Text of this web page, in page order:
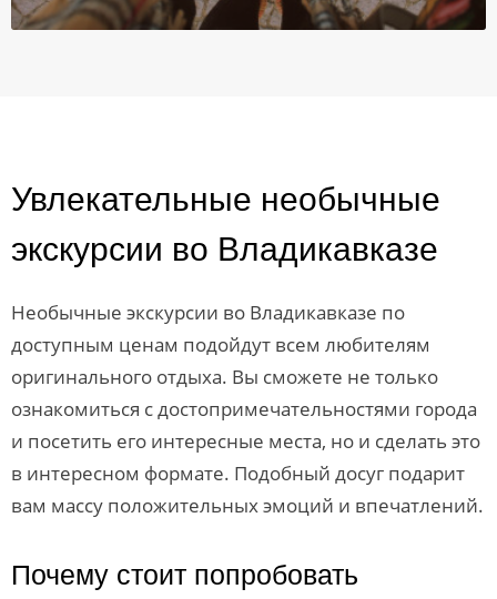
Увлекательные необычные
экскурсии во Владикавказе
Необычные экскурсии во Владикавказе по
доступным ценам подойдут всем любителям
оригинального отдыха. Вы сможете не только
ознакомиться с достопримечательностями города
и посетить его интересные места, но и сделать это
в интересном формате. Подобный досуг подарит
вам массу положительных эмоций и впечатлений.
Почему стоит попробовать